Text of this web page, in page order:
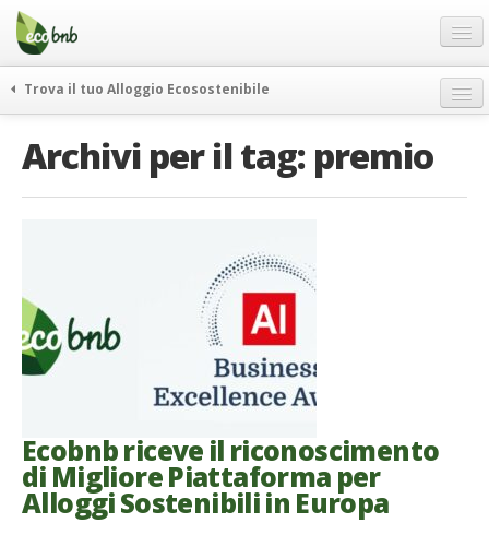
Menu
Salta
contenuto
Offerte Speciali
Regali
FAQ
Contatti
Italiano
Spanish
French
Trova il tuo Alloggio Ecosostenibile
itinerari
rassegna stampa
Archivi per il tag: premio
Ecobnb riceve il riconoscimento
di Migliore Piattaforma per
Alloggi Sostenibili in Europa